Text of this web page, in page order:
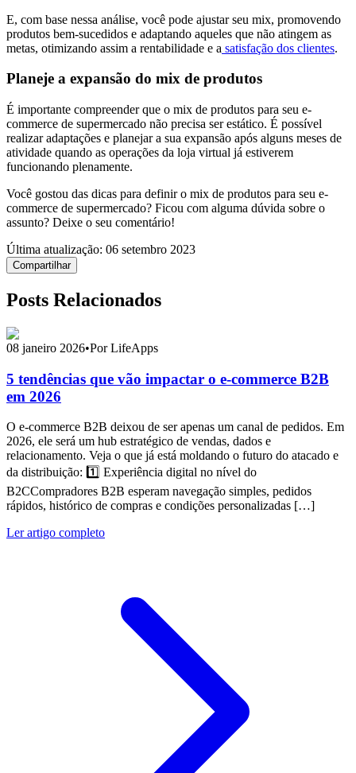
E, com base nessa análise, você pode ajustar seu mix, promovendo
produtos bem-sucedidos e adaptando aqueles que não atingem as
metas, otimizando assim a rentabilidade e a satisfação dos clientes.
Planeje a expansão do mix de produtos
É importante compreender que o mix de produtos para seu e-
commerce de supermercado não precisa ser estático. É possível
realizar adaptações e planejar a sua expansão após alguns meses de
atividade quando as operações da loja virtual já estiverem
funcionando plenamente.
Você gostou das dicas para definir o mix de produtos para seu e-
commerce de supermercado? Ficou com alguma dúvida sobre o
assunto? Deixe o seu comentário!
Última atualização: 06 setembro 2023
Compartilhar
Posts Relacionados
08 janeiro 2026•Por LifeApps
5 tendências que vão impactar o e-commerce B2B
em 2026
O e-commerce B2B deixou de ser apenas um canal de pedidos. Em
2026, ele será um hub estratégico de vendas, dados e
relacionamento. Veja o que já está moldando o futuro do atacado e
da distribuição: 1️⃣ Experiência digital no nível do
B2CCompradores B2B esperam navegação simples, pedidos
rápidos, histórico de compras e condições personalizadas […]
Ler artigo completo